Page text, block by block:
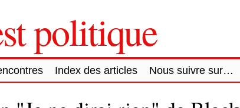
politique
Index des articles Nous suivre sur…